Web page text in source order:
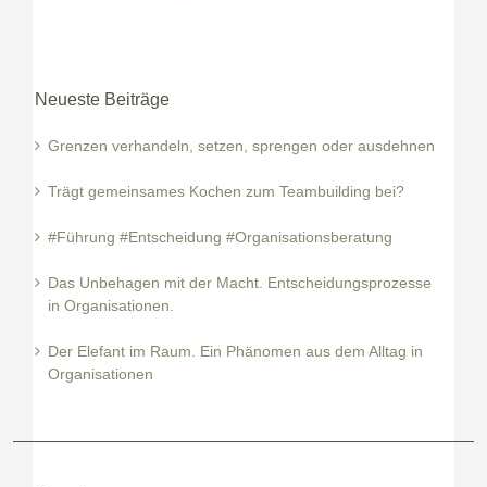
Neueste Beiträge
Grenzen verhandeln, setzen, sprengen oder ausdehnen
Trägt gemeinsames Kochen zum Teambuilding bei?
#Führung #Entscheidung #Organisationsberatung
Das Unbehagen mit der Macht. Entscheidungsprozesse
in Organisationen.
Der Elefant im Raum. Ein Phänomen aus dem Alltag in
Organisationen